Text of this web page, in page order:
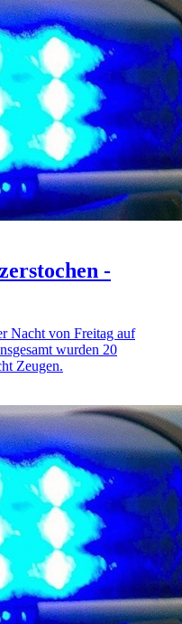
-
Nacht von Freitag auf
wurden 20
Zeugen.